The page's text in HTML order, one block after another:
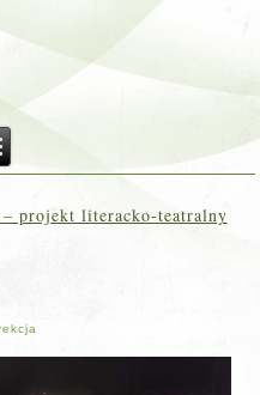
projekt literacko-teatralny